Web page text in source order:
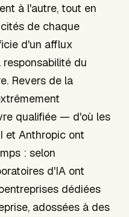
à l'autre, tout en
de chaque
d'un afflux
du
Revers de la
qualifiée — d'où les
et Anthropic ont
: selon
d'IA ont
dédiées
adossées à des